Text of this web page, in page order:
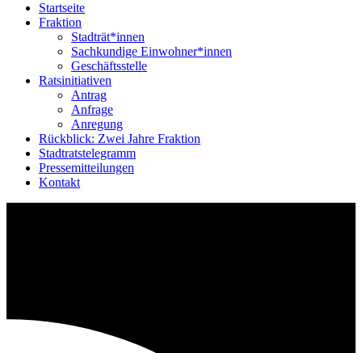
Startseite
Fraktion
Stadträt*innen
Sachkundige Einwohner*innen
Geschäftsstelle
Ratsinitiativen
Antrag
Anfrage
Anregung
Rückblick: Zwei Jahre Fraktion
Stadtratstelegramm
Pressemitteilungen
Kontakt